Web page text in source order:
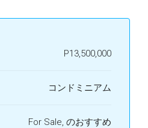
P13,500,000
コンドミニアム
For Sale, のおすすめ